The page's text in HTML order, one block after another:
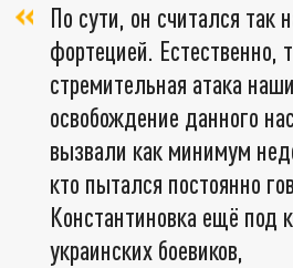
По сути, он считался так
фортецией. Естественно,
стремительная атака
освобождение данного
вызвали как минимум
кто пытался постоянно
Константиновка ещё под
украинских боевиков,